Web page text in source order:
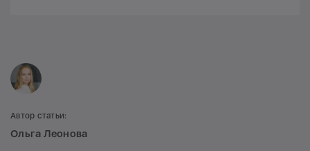
Автор статьи:
Ольга Леонова